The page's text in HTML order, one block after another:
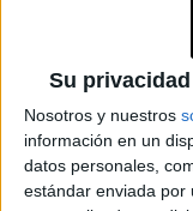
Su
Nosotros y nuestros
información en un
datos personales,
estándar enviada por